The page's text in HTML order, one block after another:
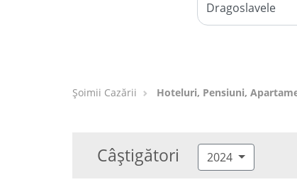
Șoimii Cazării Hoteluri, Pensiuni,
Câștigători 2024